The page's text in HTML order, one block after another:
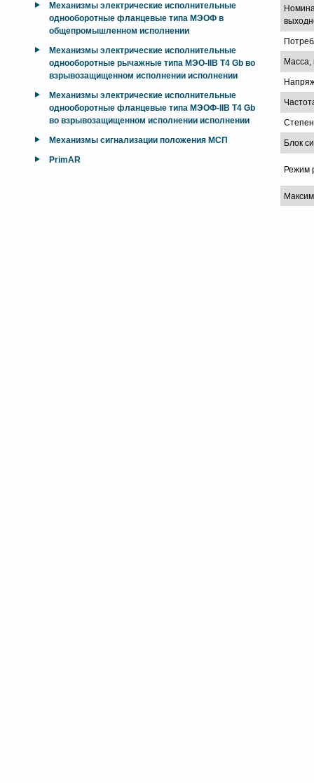
Механизмы электрические исполнительные
однооборотные фланцевые типа МЭОФ в
общепромышленном исполнении
Механизмы электрические исполнительные
однооборотные рычажные типа МЭО-IIB T4 Gb во
взрывозащищенном исполнении исполнении
Механизмы электрические исполнительные
однооборотные фланцевые типа МЭОФ-IIB T4 Gb
во взрывозащищенном исполнении исполнении
Механизмы сигнализации положения МСП
PrimAR
Масса,
Блок
Режим